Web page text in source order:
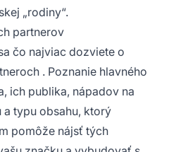
„rodiny“.
partnerov
čo najviac dozviete o
. Poznanie hlavného
ich publika, nápadov na
typu obsahu, ktorý
pomôže nájsť tých